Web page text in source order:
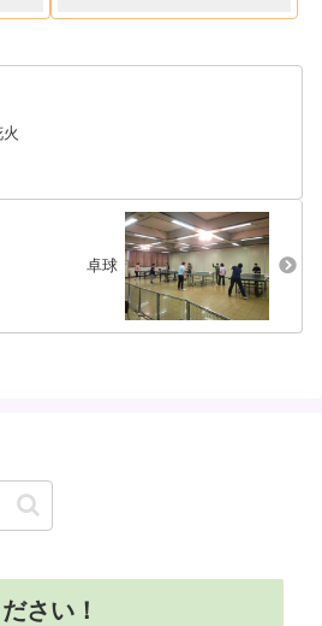
艸
のお料理と、ケーキもご馳走
ことができました。
卓球
さい！